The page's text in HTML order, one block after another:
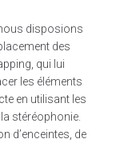
disposions
des
qui lui
les éléments
en utilisant les
stéréophonie.
d’enceintes, de